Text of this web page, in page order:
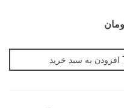
افزودن به سبد خرید